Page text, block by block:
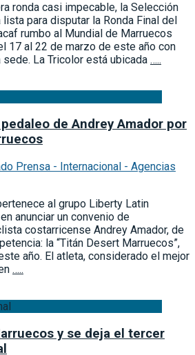
ronda casi impecable, la Selección
para disputar la Ronda Final del
rumbo al Mundial de Marruecos
17 al 22 de marzo de este año con
La Tricolor está ubicada …..
de Andrey Amador por
Prensa - Internacional - Agencias
al grupo Liberty Latin
anunciar un convenio de
costarricense Andrey Amador, de
la “Titán Desert Marruecos”,
año. El atleta, considerado el mejor
…..
y se deja el tercer